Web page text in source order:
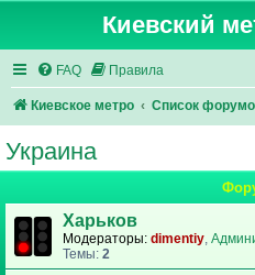
Киевский
FAQ Правила
Киевское метро Список
Украина
Харьков
Модераторы: dimentiy,
Темы: 2